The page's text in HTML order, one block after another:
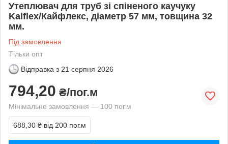
Утеплювач для труб зі спіненого каучуку
Kaiflex/Кайфлекс, діаметр 57 мм, товщина 32
мм.
Під замовлення
Тільки опт
Відправка з 21 серпня 2026
794,20 ₴/пог.м
Мінімальне замовлення — 100 пог.м
688,30 ₴ від 200 пог.м